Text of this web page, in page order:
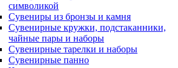
символикой
Сувениры из бронзы и камня
Сувенирные кружки, подстаканники,
чайные пары и наборы
Сувенирные тарелки и наборы
Сувенирные панно